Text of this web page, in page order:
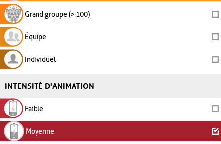
Grand groupe (> 100)
Équipe
Individuel
INTENSITÉ D'ANIMATION
Faible
Moyenne